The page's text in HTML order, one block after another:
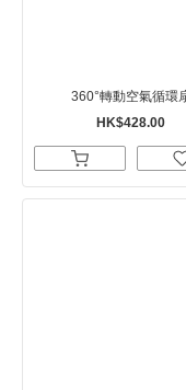
360°轉動空氣循環
HK$428.00